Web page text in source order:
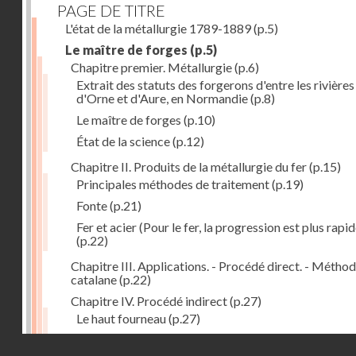
PAGE DE TITRE
L'état de la métallurgie 1789-1889(p.5)
Le maître de forges (p.5)
Chapitre premier. Métallurgie(p.6)
Extrait des statuts des forgerons d'entre les rivières
d'Orne et d'Aure, en Normandie(p.8)
Le maître de forges (p.10)
État de la science(p.12)
Chapitre II. Produits de la métallurgie du fer(p.15)
Principales méthodes de traitement(p.19)
Fonte(p.21)
Fer et acier (Pour le fer, la progression est plus
(p.22)
Chapitre III. Applications. - Procédé direct. -
catalane(p.22)
Chapitre IV. Procédé indirect(p.27)
Le haut fourneau(p.27)